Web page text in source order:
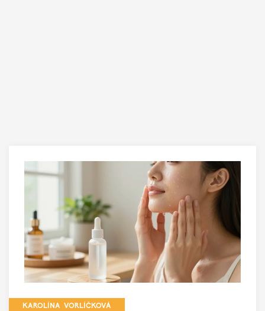
KAROLÍNA VORLÍČKOVÁ